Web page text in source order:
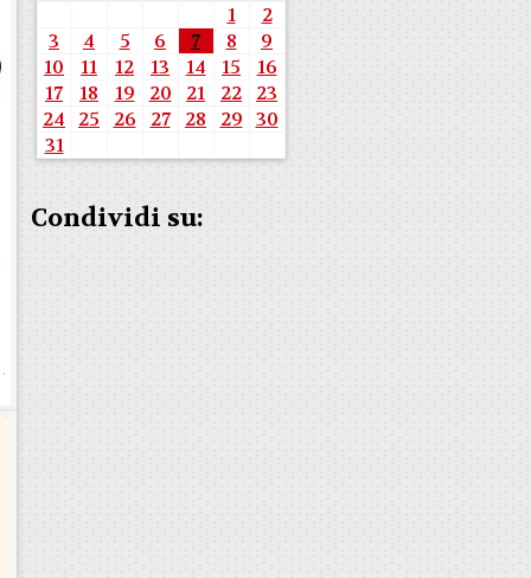
1
2
3
4 5 6 7 8
9
10
11 12 13 14 15
16
17
18 19 20 21 22
23
24
25 26 27 28 29 30
31
Condividi su: